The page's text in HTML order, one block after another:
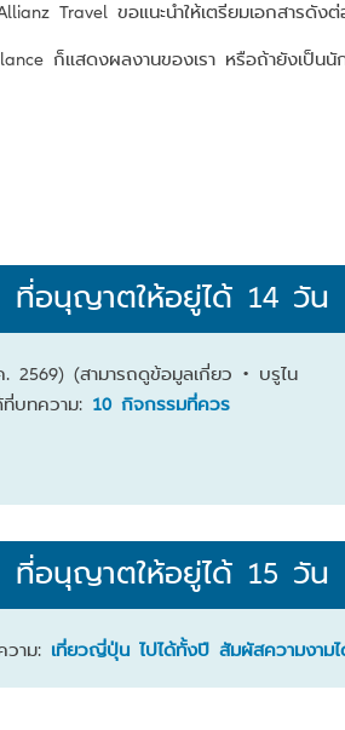
Travel ขอแนะนำให้เตรียมเอกสารดั
ก็แสดงผลงานของเรา หรือถ้ายังเป็น
ที่อนุญาตให้อยู่ได้ 14 วัน
2569) (สามารถดูข้อมูลเกี่ยว
ที่บทความ: 10 กิจกรรมที่ควร
• บรูไน
ที่อนุญาตให้อยู่ได้ 15 วัน
าม: เที่ยวญี่ปุ่น ไปได้ทั้งปี สัมผัสความงาม